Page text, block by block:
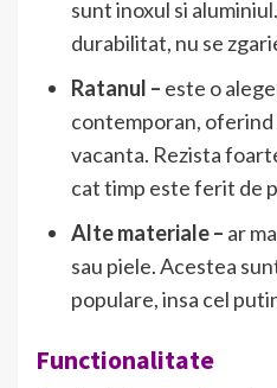
sunt inoxul si
durabilitat, nu se
Ratanul – este o
contemporan,
vacanta. Rezista
cat timp este ferit de
Alte materiale – ar
sau piele. Acestea
populare, insa cel
Functionalitate